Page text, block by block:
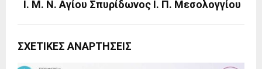
Ι. Μ. Ν. Αγίου Σπυρίδωνος Ι. Π. Μεσολογγίου
ΣΧΕΤΙΚΈΣ ΑΝΑΡΤΉΣΕΙΣ